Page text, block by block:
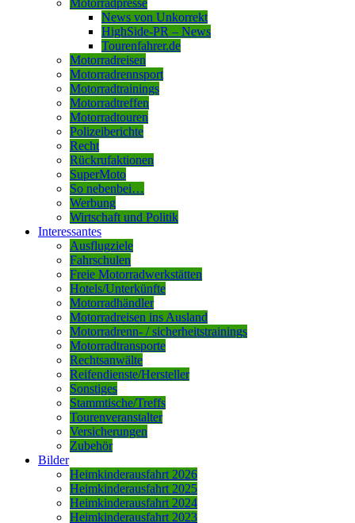
News von Unkorrekt
HighSide-PR – News
Tourenfahrer.de
Motorradreisen
Motorradrennsport
Motorradtrainings
Motorradtreffen
Motorradtouren
Polizeiberichte
Recht
Rückrufaktionen
SuperMoto
So nebenbei…
Werbung
Wirtschaft und Politik
Interessantes
Ausflugziele
Fahrschulen
Freie Motorradwerkstätten
Hotels/Unterkünfte
Motorradhändler
Motorradreisen ins Ausland
Motorradrenn- / sicherheitstrainings
Motorradtransporte
Rechtsanwälte
Reifendienste/Hersteller
Sonstiges
Stammtische/Treffs
Tourenveranstalter
Versicherungen
Zubehör
Bilder
Heimkinderausfahrt 2026
Heimkinderausfahrt 2025
Heimkinderausfahrt 2024
Heimkinderausfahrt 2023